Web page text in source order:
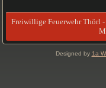
Freiwillige Feuerwehr Thörl
Designed by 1a